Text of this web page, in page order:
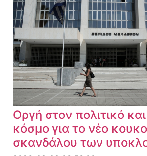
Οργή στον πολιτικό
κόσμο για το νέο
σκανδάλου των